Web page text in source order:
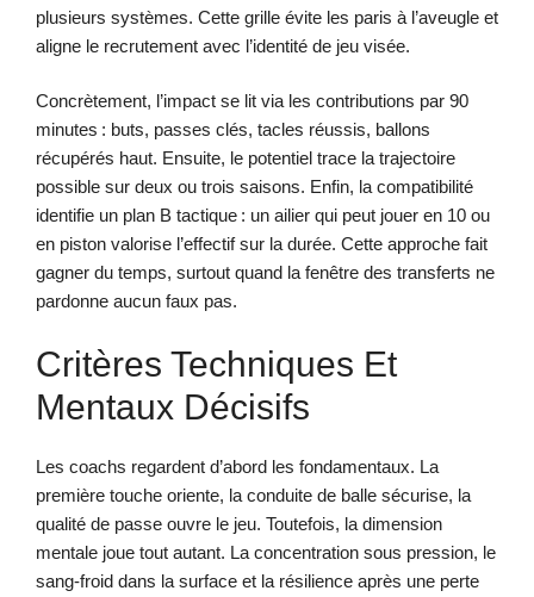
plusieurs systèmes. Cette grille évite les paris à l’aveugle et
aligne le recrutement avec l’identité de jeu visée.
Concrètement, l’impact se lit via les contributions par 90
minutes : buts, passes clés, tacles réussis, ballons
récupérés haut. Ensuite, le potentiel trace la trajectoire
possible sur deux ou trois saisons. Enfin, la compatibilité
identifie un plan B tactique : un ailier qui peut jouer en 10 ou
en piston valorise l’effectif sur la durée. Cette approche fait
gagner du temps, surtout quand la fenêtre des transferts ne
pardonne aucun faux pas.
Critères Techniques Et
Mentaux Décisifs
Les coachs regardent d’abord les fondamentaux. La
première touche oriente, la conduite de balle sécurise, la
qualité de passe ouvre le jeu. Toutefois, la dimension
mentale joue tout autant. La concentration sous pression, le
sang-froid dans la surface et la résilience après une perte